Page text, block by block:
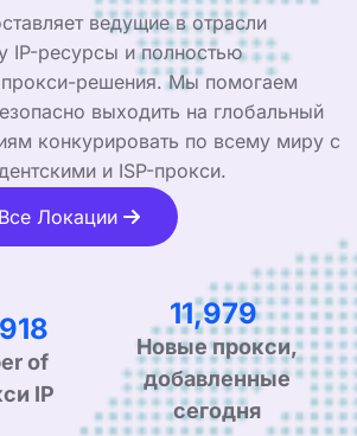
ведущие в отрасли
IP-ресурсы и полностью
прокси-решения. Мы помогаем
выходить на глобальный
конкурировать по всему миру с
и ISP-прокси.
Локации
of
IP
18,886
Новые прокси,
добавленные
сегодня